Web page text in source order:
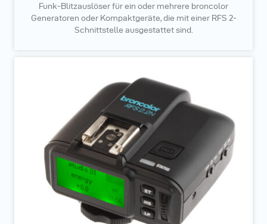
Funk-Blitzauslöser für ein oder mehrere broncolor
Generatoren oder Kompaktgeräte, die mit einer RFS 2-
Schnittstelle ausgestattet sind.